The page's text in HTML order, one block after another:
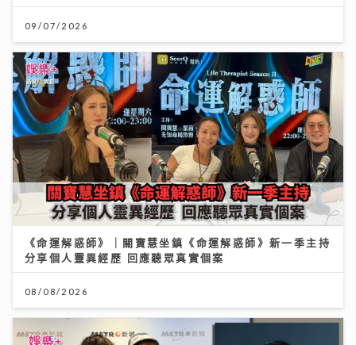
09/07/2026
《命運解惑師》｜關寶慧坐鎮《命運解惑師》新一季主持
分享個人靈異經歷 回應聽眾真實個案
08/08/2026